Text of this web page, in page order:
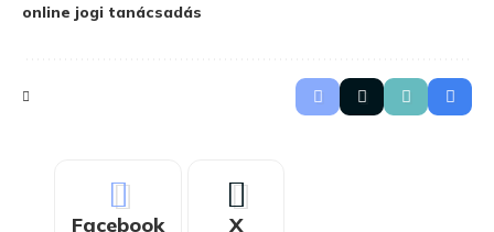
online jogi tanácsadás
Facebook X